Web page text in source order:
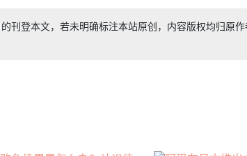
刊登本文，若未明确标注本站原创，内容版权均归原